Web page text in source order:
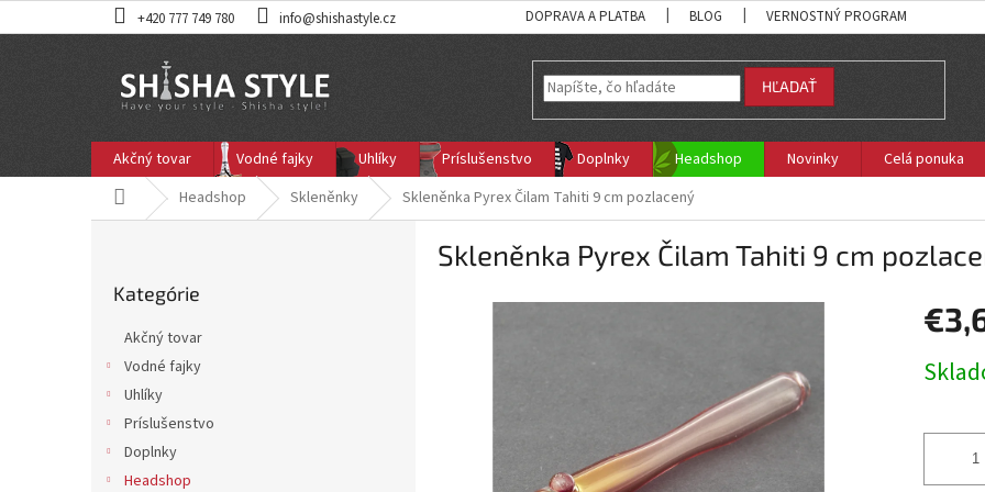
na
+420 777 749 780 info@shishastyle.cz DOPRAVA A PLATBA BLOG VERNOSTNÝ PROGRAM
HĽADAŤ
Akčný tovar Vodné fajky Uhlíky Príslušenstvo Doplnky Headshop Novinky Celá ponuka
DomovHeadshop Skleněnky Skleněnka Pyrex Čilam Tahiti 9 cm pozlacený
kategórie
Kategórie
Akčný tovar
Vodné fajky
Uhlíky
Príslušenstvo
Doplnky
Headshop
Skleněnka Pyrex Čilam Tahiti 9 cm
cena: